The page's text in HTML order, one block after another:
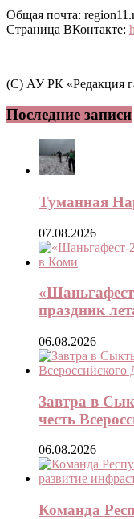
Общая почта:
Страница ВКонтакте:
(C) АУ РК «Редакция
Последние записи
Туманная
07.08.2026
праздник
06.08.2026
Завтра в
честь
06.08.2026
Команда